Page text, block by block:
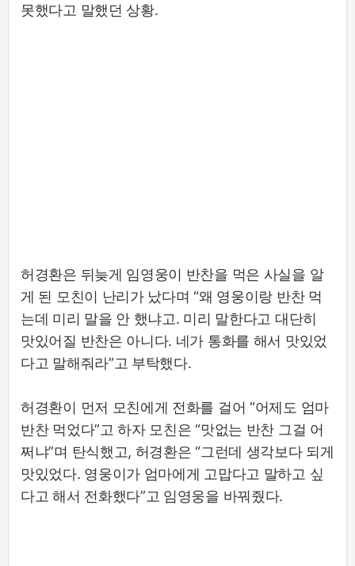
못했다고 말했던 상황.
허경환은 뒤늦게 임영웅이 반찬을 먹은 사실을 알
게 된 모친이 난리가 났다며 “왜 영웅이랑 반찬 먹
는데 미리 말을 안 했냐고. 미리 말한다고 대단히
맛있어질 반찬은 아니다. 네가 통화를 해서 맛있었
다고 말해줘라”고 부탁했다.
허경환이 먼저 모친에게 전화를 걸어 “어제도 엄마
반찬 먹었다”고 하자 모친은 “맛없는 반찬 그걸 어
쩌냐”며 탄식했고, 허경환은 “그런데 생각보다 되게
맛있었다. 영웅이가 엄마에게 고맙다고 말하고 싶
다고 해서 전화했다”고 임영웅을 바꿔줬다.